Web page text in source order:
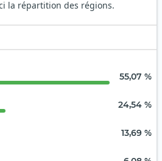
la répartition des régions.
55,07 %
24,54 %
13,69 %